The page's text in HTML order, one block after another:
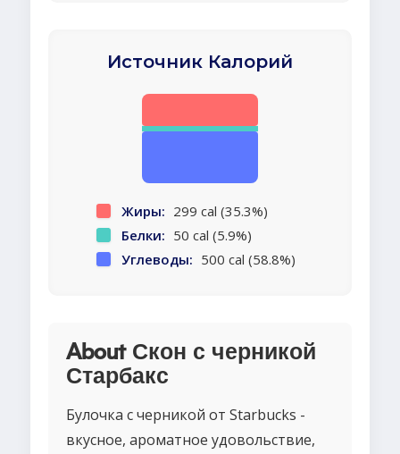
Источник Калорий
Жиры: 299 cal (35.3%)
Белки: 50 cal (5.9%)
Углеводы: 500 cal (58.8%)
About Скон с черникой
Старбакс
Булочка с черникой от Starbucks -
вкусное, ароматное удовольствие,